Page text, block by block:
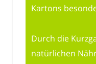
Kartons
Durch die
natürlichen